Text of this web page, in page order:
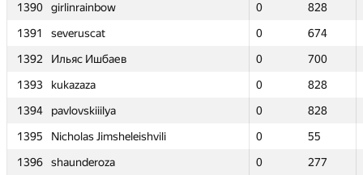
1390
girlinrainbow 0
828
1391
severuscat 0
674
1392
Ильяс Ишбаев 0
700
1393
kukazaza 0
828
1394
pavlovskiiilya 0
828
1395
Nicholas Jimsheleishvili 0
55
1396
shaunderoza 0
277
1390
girlinrainbow 0
828
1391
severuscat 0
674
1392
Ильяс Ишбаев 0
700
1393
kukazaza 0
828
1394
pavlovskiiilya 0
828
1395
Nicholas Jimsheleishvili 0
55
1396
shaunderoza 0
277